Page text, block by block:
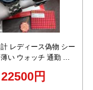
レディース偽物 シー
い ウォッチ 通勤 腕
22500円